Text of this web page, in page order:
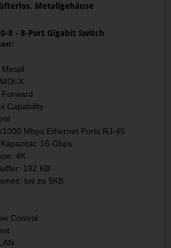
Metallgehäuse
8 - 8-Port Gigabit Switch
X
Capability
1000 Mbps Ethernet Ports RJ-45
16 Gbps
4K
192 KB
bis zu 9KB
Control